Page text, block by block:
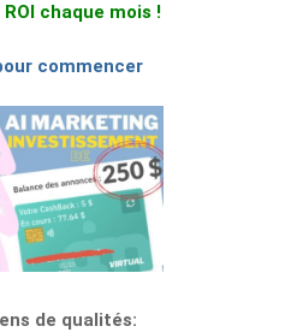
ROI chaque mois !
commencer
de qualités: